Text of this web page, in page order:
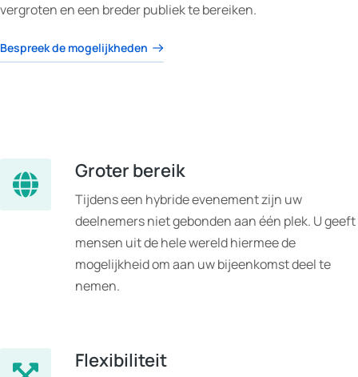
vergroten en een breder publiek te bereiken.
Bespreek de mogelijkheden
Groter bereik
Tijdens een hybride evenement zijn uw
deelnemers niet gebonden aan één plek. U geeft
mensen uit de hele wereld hiermee de
mogelijkheid om aan uw bijeenkomst deel te
nemen.
Flexibiliteit